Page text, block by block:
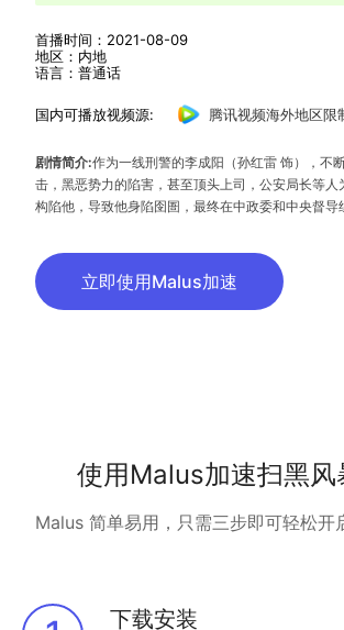
首播时间：2021-08-09
地区：内地
语言：普通话
国内可播放视频源: 腾讯视频海外地区限
剧情简介:作为一线刑警的李成阳（孙红雷 饰），不
击，黑恶势力的陷害，甚至顶头上司，公安局长等人
构陷他，导致他身陷囹圄，最终在中政委和中央督导
势力团伙一网打尽，并将黑恶势力的保护伞和腐败的
还中江政坛一个干净的政治生态，还中江百姓一个清
立即使用Malus加速
使用Malus加速扫黑风
Malus 简单易用，只需三步即可轻松开
下载安装